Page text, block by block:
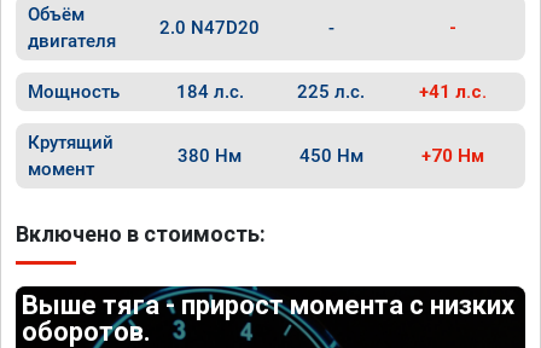
Объём
двигателя
2.0 N47D20 - -
Мощность 184 л.с. 225 л.с. +41 л.с.
Крутящий
момент
380 Нм 450 Нм +70 Нм
Включено в стоимость:
Выше тяга - прирост момента с низких
оборотов.